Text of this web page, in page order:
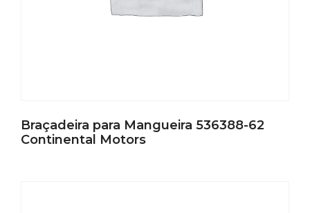
Braçadeira para Mangueira 536388-62
Continental Motors